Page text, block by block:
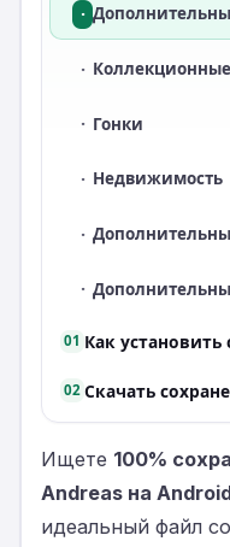
·
·
· Гонки
· Недвижимость
·
·
01 Как установить
02 Скачать
Ищете 100%
Andreas на
идеальный файл